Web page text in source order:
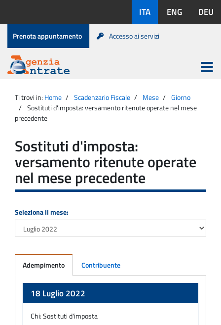
contenuto
disponibili:
ITA ENG DEU
Menu
di
servizio
Prenota appuntamento Accesso ai servizi
Agenzia
Entrate
Apri
menu
principale
Ti trovi in: Home Scadenzario Fiscale Mese
Giorno
Sostituti d'imposta: versamento ritenute operate nel mese
precedente
Sostituti d'imposta:
versamento ritenute operate
nel mese precedente
Seleziona il mese:
Adempimento Contribuente
18 Luglio 2022
Chi:Sostituti d'imposta